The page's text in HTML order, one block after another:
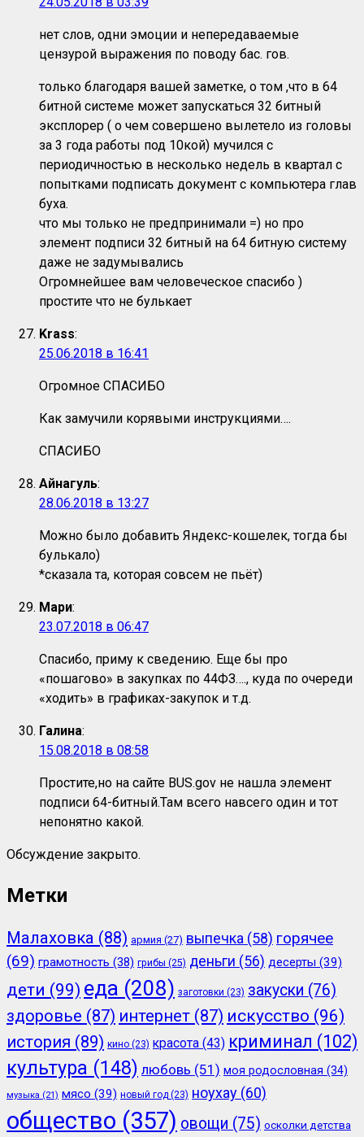
нет слов, одни эмоции и непередаваемые
цензурой выражения по поводу бас. гов.
только благодаря вашей заметке, о том ,что в 64
битной системе может запускаться 32 битный
эксплорер ( о чем совершено вылетело из головы
за 3 года работы под 10кой) мучился с
периодичностью в несколько недель в квартал с
попытками подписать документ с компьютера глав
буха.
что мы только не предпринимали =) но про
элемент подписи 32 битный на 64 битную систему
даже не задумывались
Огромнейшее вам человеческое спасибо )
простите что не булькает
Krass:
25.06.2018 в 16:41
Огромное СПАСИБО
Как замучили корявыми инструкциями….
СПАСИБО
Айнагуль:
28.06.2018 в 13:27
Можно было добавить Яндекс-кошелек, тогда бы
булькало)
*сказала та, которая совсем не пьёт)
Мари:
23.07.2018 в 06:47
Спасибо, приму к сведению. Еще бы про
«пошагово» в закупках по 44ФЗ…., куда по очереди
«ходить» в графиках-закупок и т.д.
Галина:
15.08.2018 в 08:58
Простите,но на сайте BUS.gov не нашла элемент
подписи 64-битный.Там всего навсего один и тот
непонятно какой.
Обсуждение закрыто.
Метки
Малаховка (88) армия (27) выпечка (58) горячее
(69) грамотность (38) грибы (25) деньги (56) десерты (39)
дети (99) еда (208) заготовки (23) закуски (76)
здоровье (87) интернет (87) искусство (96)
история (89) кино (23) красота (43) криминал (102)
культура (148) любовь (51) моя родословная (34)
музыка (21) мясо (39) новый год (23) ноухау (60)
общество (357) овощи (75) осколки детства